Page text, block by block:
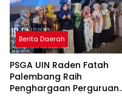
Berita Daerah
PSGA UIN Raden Fatah
Palembang Raih
Penghargaan Perguruan